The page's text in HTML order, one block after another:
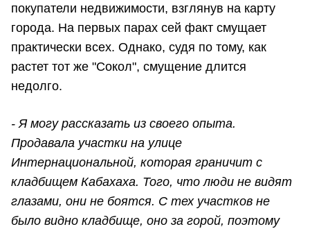
покупатели недвижимости, взглянув на карту
города. На первых парах сей факт смущает
практически всех. Однако, судя по тому, как
растет тот же "Сокол", смущение длится
недолго.
- Я могу рассказать из своего опыта.
Продавала участки на улице
Интернациональной, которая граничит с
кладбищем Кабахаха. Того, что люди не видят
глазами, они не боятся. С тех участков не
было видно кладбище, оно за горой, поэтому